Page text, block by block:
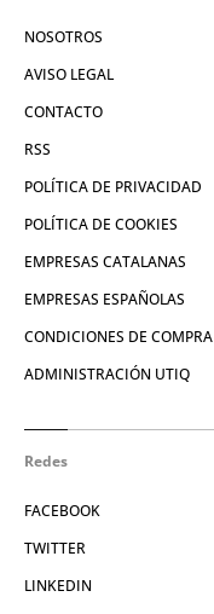
NOSOTROS
AVISO LEGAL
CONTACTO
RSS
POLÍTICA DE PRIVACIDAD
POLÍTICA DE COOKIES
EMPRESAS CATALANAS
EMPRESAS ESPAÑOLAS
CONDICIONES DE COMPRA
ADMINISTRACIÓN UTIQ
Redes
FACEBOOK
TWITTER
LINKEDIN